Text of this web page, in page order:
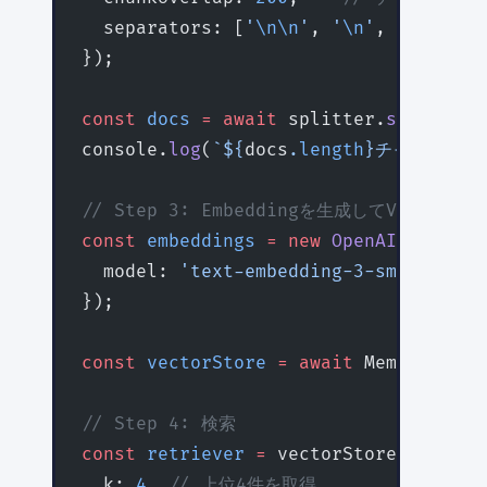
  separators: [
' \n\n ' , ' \n ' ,
});
const docs = await splitter.
console. log( `${ docs . length }チャンクに分
// Step 3: Embeddingを生成して
const embeddings = new
  model:
'text-embedding-3-small'
});
const vectorStore = await
// Step 4: 検索
const retriever = vectorStore.